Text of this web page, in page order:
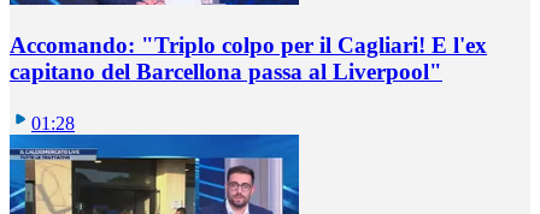
Accomando: "Triplo colpo per il Cagliari! E l'ex
capitano del Barcellona passa al Liverpool"
01:28